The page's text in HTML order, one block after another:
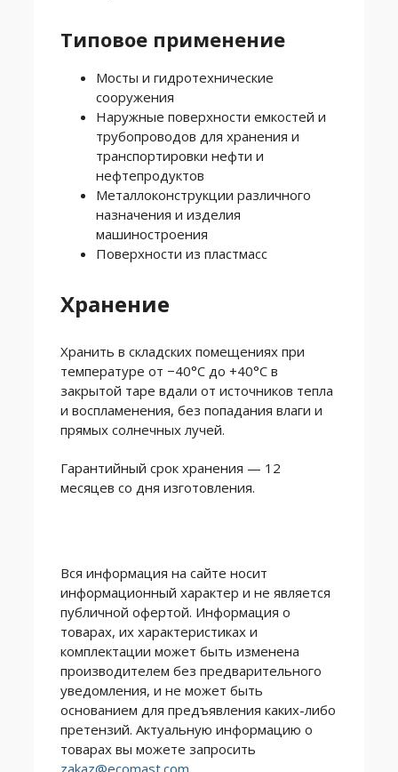
Типовое применение
Мосты и гидротехнические
сооружения
Наружные поверхности емкостей и
трубопроводов для хранения и
транспортировки нефти и
нефтепродуктов
Металлоконструкции различного
назначения и изделия
машиностроения
Поверхности из пластмасс
Хранение
Хранить в складских помещениях при
температуре от −40°C до +40°C в
закрытой таре вдали от источников тепла
и воспламенения, без попадания влаги и
прямых солнечных лучей.
Гарантийный срок хранения — 12
месяцев со дня изготовления.
Вся информация на сайте носит
информационный характер и не является
публичной офертой. Информация о
товарах, их характеристиках и
комплектации может быть изменена
производителем без предварительного
уведомления, и не может быть
основанием для предъявления каких-либо
претензий. Актуальную информацию о
товарах вы можете запросить